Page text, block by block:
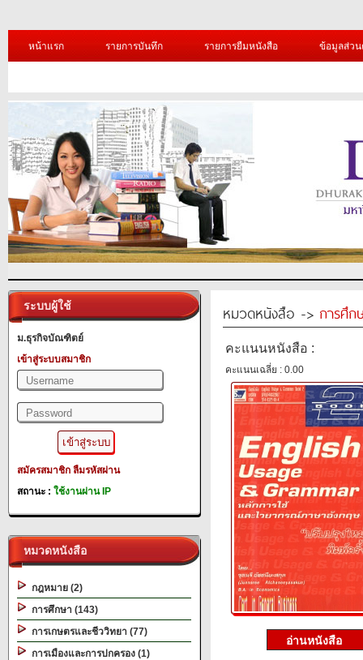
หน้าแรก รายการบันทึก รายการยืมหนังสือ ข้อมูลส่ว
ระบบผู้ใช้
ม.ธุรกิจบัณฑิตย์
เข้าสู่ระบบสมาชิก
สมัครสมาชิก ลืมรหัสผ่าน
สถานะ : ใช้งานผ่าน IP
หมวดหนังสือ
กฎหมาย (2)
การศึกษา (143)
การเกษตรและชีววิทยา (77)
การเมืองและการปกครอง (1)
หมวดหนังสือ -> การศึก
คะแนนหนังสือ :
คะแนนเฉลี่ย : 0.00